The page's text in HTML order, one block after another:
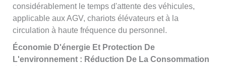
considérablement le temps d'attente des véhicules,
applicable aux AGV, chariots élévateurs et à la
circulation à haute fréquence du personnel.
Économie D'énergie Et Protection De
L'environnement : Réduction De La Consommation